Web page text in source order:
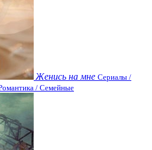
Женись на мне Сериалы /
/ Семейные